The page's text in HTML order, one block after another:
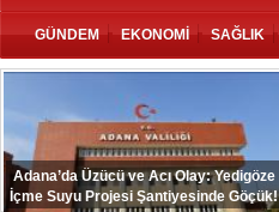
GÜNDEM EKONOMİ SAĞLIK
Adana’da Üzücü ve Acı Olay: Yedigöze
İçme Suyu Projesi Şantiyesinde Göçük!